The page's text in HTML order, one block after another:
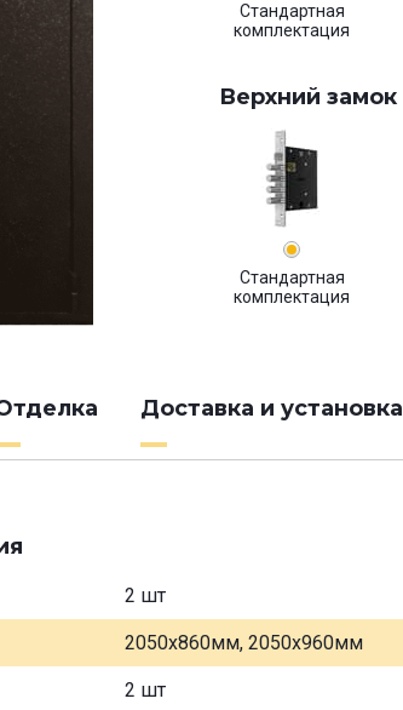
Стандартная
комплектация
Верхний замок
Стандартная
комплектация
Доставка и установка
2 шт
2050х860мм, 2050х960мм
2 шт